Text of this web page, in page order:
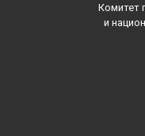
Комитет
и